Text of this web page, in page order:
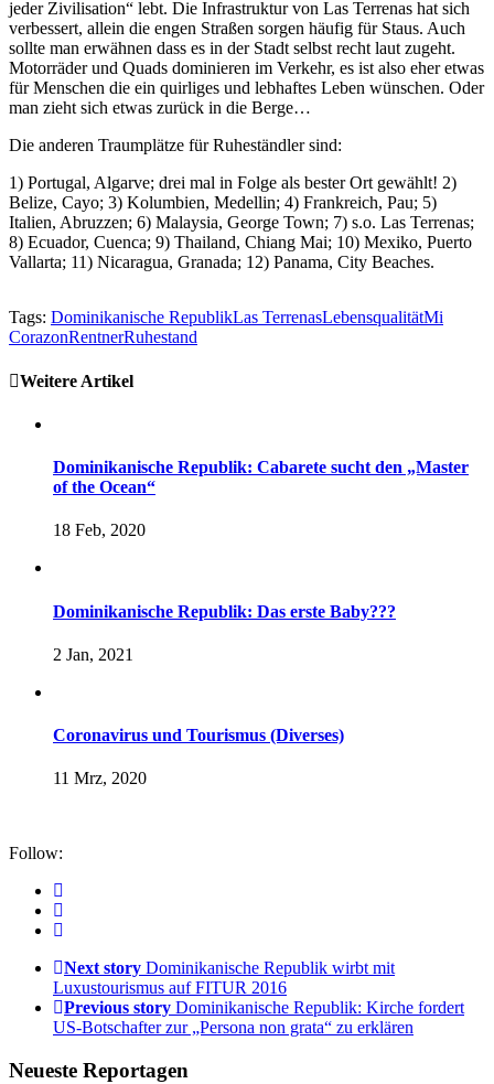
jeder Zivilisation“ lebt. Die Infrastruktur von Las Terrenas hat sich
verbessert, allein die engen Straßen sorgen häufig für Staus. Auch
sollte man erwähnen dass es in der Stadt selbst recht laut zugeht.
Motorräder und Quads dominieren im Verkehr, es ist also eher etwas
für Menschen die ein quirliges und lebhaftes Leben wünschen. Oder
man zieht sich etwas zurück in die Berge…
Die anderen Traumplätze für Ruheständler sind:
1) Portugal, Algarve; drei mal in Folge als bester Ort gewählt! 2)
Belize, Cayo; 3) Kolumbien, Medellin; 4) Frankreich, Pau; 5)
Italien, Abruzzen; 6) Malaysia, George Town; 7) s.o. Las Terrenas;
8) Ecuador, Cuenca; 9) Thailand, Chiang Mai; 10) Mexiko, Puerto
Vallarta; 11) Nicaragua, Granada; 12) Panama, City Beaches.
Tags: Dominikanische RepublikLas TerrenasLebensqualitätMi
CorazonRentnerRuhestand
Weitere Artikel
Dominikanische Republik: Cabarete sucht den „Master
of the Ocean“
18 Feb, 2020
Dominikanische Republik: Das erste Baby???
2 Jan, 2021
Coronavirus und Tourismus (Diverses)
11 Mrz, 2020
Follow:
Next story Dominikanische Republik wirbt mit
Luxustourismus auf FITUR 2016
Previous story Dominikanische Republik: Kirche fordert
US-Botschafter zur „Persona non grata“ zu erklären
Neueste Reportagen